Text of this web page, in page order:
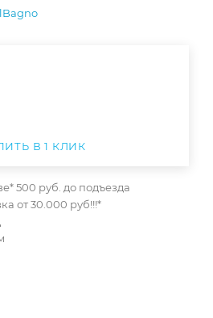
В 1 КЛИК
500 руб. до подъезда
от 30.000 руб!!!*